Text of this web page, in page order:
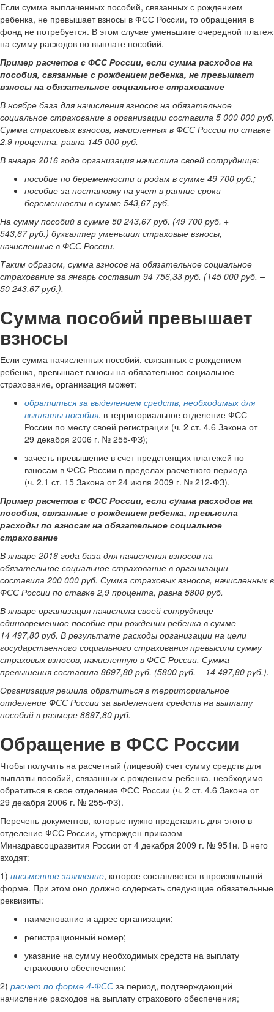
Если сумма выплаченных пособий, связанных с рождением
ребенка, не превышает взносы в ФСС России, то обращения в
фонд не потребуется. В этом случае уменьшите очередной платеж
на сумму расходов по выплате пособий.
Пример расчетов с ФСС России, если сумма расходов на
пособия, связанные с рождением ребенка, не превышает
взносы на обязательное социальное страхование
В ноябре база для начисления взносов на обязательное
социальное страхование в организации составила 5 000 000 руб.
Сумма страховых взносов, начисленных в ФСС России по ставке
2,9 процента, равна 145 000 руб.
В январе 2016 года организация начислила своей сотруднице:
пособие по беременности и родам в сумме 49 700 руб.;
пособие за постановку на учет в ранние сроки
беременности в сумме 543,67 руб.
На сумму пособий в сумме 50 243,67 руб. (49 700 руб. +
543,67 руб.) бухгалтер уменьшил страховые взносы,
начисленные в ФСС России.
Таким образом, сумма взносов на обязательное социальное
страхование за январь составит 94 756,33 руб. (145 000 руб. –
50 243,67 руб.).
Сумма пособий превышает
взносы
Если сумма начисленных пособий, связанных с рождением
ребенка, превышает взносы на обязательное социальное
страхование, организация может:
обратиться за выделением средств, необходимых для
выплаты пособия, в территориальное отделение ФСС
России по месту своей регистрации (ч. 2 ст. 4.6 Закона от
29 декабря 2006 г. № 255-ФЗ);
зачесть превышение в счет предстоящих платежей по
взносам в ФСС России в пределах расчетного периода
(ч. 2.1 ст. 15 Закона от 24 июля 2009 г. № 212-ФЗ).
Пример расчетов с ФСС России, если сумма расходов на
пособия, связанные с рождением ребенка, превысила
расходы по взносам на обязательное социальное
страхование
В январе 2016 года база для начисления взносов на
обязательное социальное страхование в организации
составила 200 000 руб. Сумма страховых взносов, начисленных в
ФСС России по ставке 2,9 процента, равна 5800 руб.
В январе организация начислила своей сотруднице
единовременное пособие при рождении ребенка в сумме
14 497,80 руб. В результате расходы организации на цели
государственного социального страхования превысили сумму
страховых взносов, начисленную в ФСС России. Сумма
превышения составила 8697,80 руб. (5800 руб. – 14 497,80 руб.).
Организация решила обратиться в территориальное
отделение ФСС России за выделением средств на выплату
пособий в размере 8697,80 руб.
Обращение в ФСС России
Чтобы получить на расчетный (лицевой) счет сумму средств для
выплаты пособий, связанных с рождением ребенка, необходимо
обратиться в свое отделение ФСС России (ч. 2 ст. 4.6 Закона от
29 декабря 2006 г. № 255-ФЗ).
Перечень документов, которые нужно представить для этого в
отделение ФСС России, утвержден приказом
Минздравсоцразвития России от 4 декабря 2009 г. № 951н. В него
входят:
1) письменное заявление, которое составляется в произвольной
форме. При этом оно должно содержать следующие обязательные
реквизиты:
наименование и адрес организации;
регистрационный номер;
указание на сумму необходимых средств на выплату
страхового обеспечения;
2) расчет по форме 4-ФСС за период, подтверждающий
начисление расходов на выплату страхового обеспечения;